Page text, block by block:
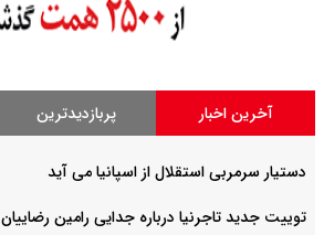
آخرین اخبار پربازدیدترین
دستیار سرمربی استقلال از اسپانیا می آید
توییت جدید تاجرنیا درباره جدایی رامین رضاییان